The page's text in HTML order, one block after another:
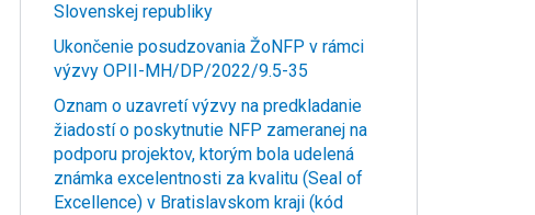
Slovenskej republiky
Ukončenie posudzovania ŽoNFP v rámci
výzvy OPII-MH/DP/2022/9.5-35
Oznam o uzavretí výzvy na predkladanie
žiadostí o poskytnutie NFP zameranej na
podporu projektov, ktorým bola udelená
známka excelentnosti za kvalitu (Seal of
Excellence) v Bratislavskom kraji (kód